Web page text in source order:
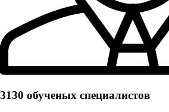
3130 обученых cпециалистов